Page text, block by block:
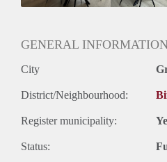
uit voor een bezichtiging. We
GENERAL
City
District/Neighbourhood:
Register municipality:
Status: